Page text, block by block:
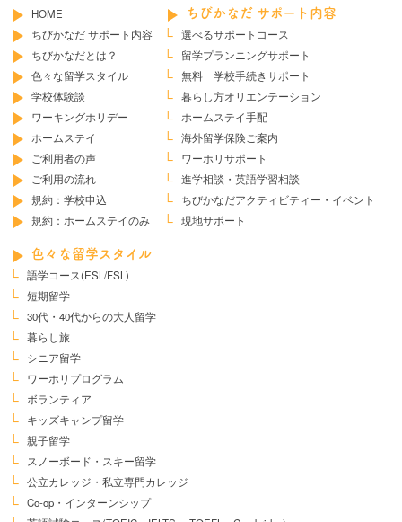
HOME
ちびかなだ サポート内容
ちびかなだとは？
色々な留学スタイル
学校体験談
ワーキングホリデー
ホームステイ
ご利用者の声
ご利用の流れ
規約：学校申込
規約：ホームステイのみ
ちびかなだ サポート内容
選べるサポートコース
留学プランニングサポート
無料 学校手続きサポート
暮らし方オリエンテーション
ホームステイ手配
海外留学保険ご案内
ワーホリサポート
進学相談・英語学習相談
ちびかなだアクティビティー・イベント
現地サポート
色々な留学スタイル
語学コース(ESL/FSL)
短期留学
30代・40代からの大人留学
暮らし旅
シニア留学
ワーホリプログラム
ボランティア
キッズキャンプ留学
親子留学
スノーボード・スキー留学
公立カレッジ・私立専門カレッジ
Co-op・インターンシップ